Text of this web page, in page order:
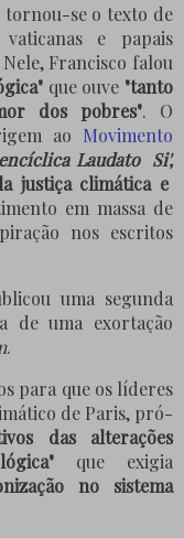
tornou-se o texto de
e papais
Francisco falou
que ouve "tanto
dos pobres". O
ao Movimento
Laudato Si',
justiça climática e
em massa de
nos escritos
uma segunda
uma exortação
.
para que os líderes
de Paris, pró-
das alterações
que exigia
no sistema